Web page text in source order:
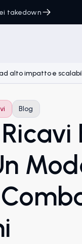
takedown
alto impatto e
Blog